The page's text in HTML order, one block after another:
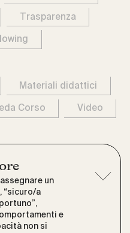
Trasparenza
Materiali didattici
Corso Video
un
“sicuro/a
e
non si